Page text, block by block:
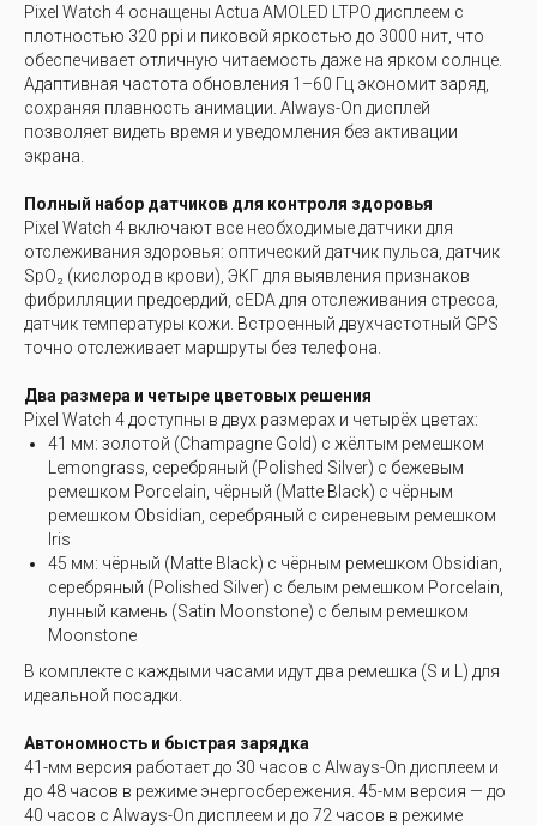
Pixel Watch 4 оснащены Actua AMOLED LTPO дисплеем с
плотностью 320 ppi и пиковой яркостью до 3000 нит, что
обеспечивает отличную читаемость даже на ярком солнце.
Адаптивная частота обновления 1–60 Гц экономит заряд,
сохраняя плавность анимации. Always-On дисплей
позволяет видеть время и уведомления без активации
экрана.
Полный набор датчиков для контроля здоровья
Pixel Watch 4 включают все необходимые датчики для
отслеживания здоровья: оптический датчик пульса, датчик
SpO₂ (кислород в крови), ЭКГ для выявления признаков
фибрилляции предсердий, cEDA для отслеживания стресса,
датчик температуры кожи. Встроенный двухчастотный GPS
точно отслеживает маршруты без телефона.
Два размера и четыре цветовых решения
Pixel Watch 4 доступны в двух размерах и четырёх цветах:
41 мм: золотой (Champagne Gold) с жёлтым ремешком
Lemongrass, серебряный (Polished Silver) с бежевым
ремешком Porcelain, чёрный (Matte Black) с чёрным
ремешком Obsidian, серебряный с сиреневым ремешком
Iris
45 мм: чёрный (Matte Black) с чёрным ремешком Obsidian,
серебряный (Polished Silver) с белым ремешком Porcelain,
лунный камень (Satin Moonstone) с белым ремешком
Moonstone
В комплекте с каждыми часами идут два ремешка (S и L) для
идеальной посадки.
Автономность и быстрая зарядка
41-мм версия работает до 30 часов с Always-On дисплеем и
до 48 часов в режиме энергосбережения. 45-мм версия — до
40 часов с Always-On дисплеем и до 72 часов в режиме